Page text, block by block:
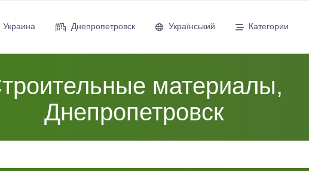
Украина Днепропетровск Український Категории
материалы,
Днепропетровск